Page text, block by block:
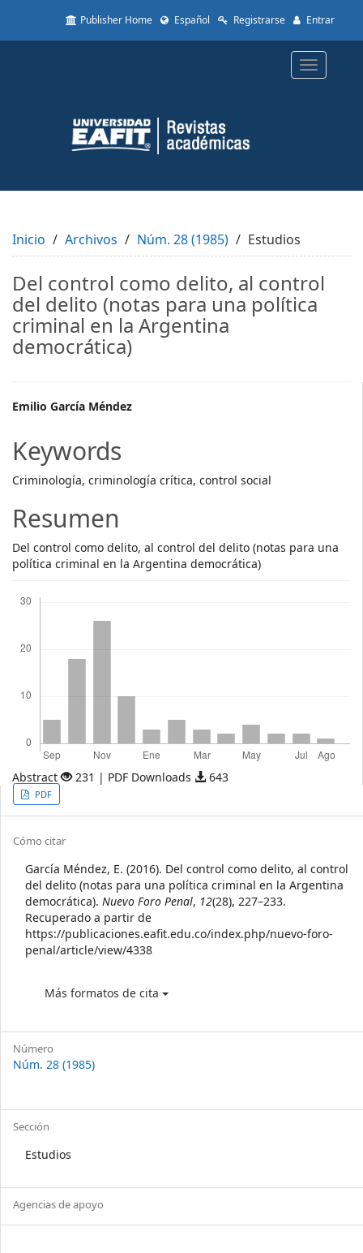
to
Content
Sidebar
Publisher Home Español Registrarse Entrar
Toggle
Inicio Archivos Núm. 28 (1985) Estudios
Del control como delito, al control
del delito (notas para una política
criminal en la Argentina
democrática)
Main
Article
Content
Emilio García Méndez
Keywords
Criminología, criminología crítica, control social
Resumen
Del control como delito, al control del delito (notas para una
política criminal en la Argentina democrática)
Abstract 231 | PDF Downloads 643
Article
Sidebar
PDF
Article
Details
Cómo citar
García Méndez, E. (2016). Del control como delito, al control
del delito (notas para una política criminal en la Argentina
democrática). Nuevo Foro Penal, 12(28), 227–233.
Recuperado a partir de
https://publicaciones.eafit.edu.co/index.php/nuevo-foro-
penal/article/view/4338
Más formatos de cita
Número
Núm. 28 (1985)
Sección
Estudios
Agencias de apoyo